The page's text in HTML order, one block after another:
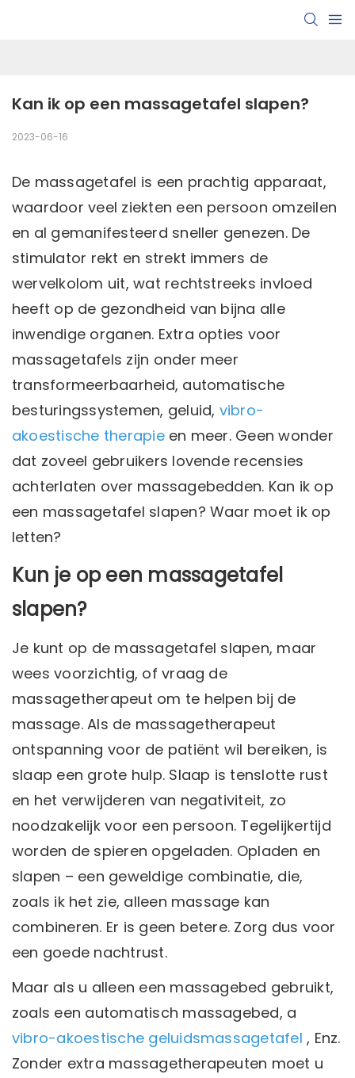
Kan ik op een massagetafel slapen?
2023-06-16
De massagetafel is een prachtig apparaat,
waardoor veel ziekten een persoon omzeilen
en al gemanifesteerd sneller genezen. De
stimulator rekt en strekt immers de
wervelkolom uit, wat rechtstreeks invloed
heeft op de gezondheid van bijna alle
inwendige organen. Extra opties voor
massagetafels zijn onder meer
transformeerbaarheid, automatische
besturingssystemen, geluid, vibro-
akoestische therapie en meer. Geen wonder
dat zoveel gebruikers lovende recensies
achterlaten over massagebedden. Kan ik op
een massagetafel slapen? Waar moet ik op
letten?
Kun je op een massagetafel
slapen?
Je kunt op de massagetafel slapen, maar
wees voorzichtig, of vraag de
massagetherapeut om te helpen bij de
massage. Als de massagetherapeut
ontspanning voor de patiënt wil bereiken, is
slaap een grote hulp. Slaap is tenslotte rust
en het verwijderen van negativiteit, zo
noodzakelijk voor een persoon. Tegelijkertijd
worden de spieren opgeladen. Opladen en
slapen – een geweldige combinatie, die,
zoals ik het zie, alleen massage kan
combineren. Er is geen betere. Zorg dus voor
een goede nachtrust.
Maar als u alleen een massagebed gebruikt,
zoals een automatisch massagebed, a
vibro-akoestische geluidsmassagetafel, Enz.
Zonder extra massagetherapeuten moet u